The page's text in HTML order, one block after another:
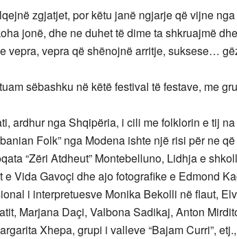
zgjatjet, por këtu janë ngjarje që vijne
jonë, dhe ne duhet të dime ta shkruajmë
vepra, vepra që shënojnë arritje, suksese…
sëbashku në këtë festival të festave, me
ardhur nga Shqipëria, i cili me folklorin e tij
Folk” nga Modena ishte një risi për ne
“Zëri Atdheut” Montebelluno, Lidhja e
e Vida Gavoçi dhe ajo fotografike e Edmond
i interpretuesve Monika Bekolli në flaut,
Marjana Daçi, Valbona Sadikaj, Anton
Xhepa, grupi i valleve “Bajam Curri”,